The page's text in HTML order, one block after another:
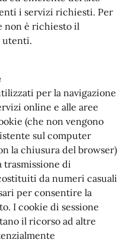
i servizi richiesti. Per
non è richiesto il
utenti.
per la navigazione
online e alle aree
(che non vengono
sul computer
la chiusura del browser)
trasmissione di
da numeri casuali
per consentire la
I cookie di sessione
il ricorso ad altre